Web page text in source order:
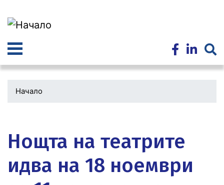
Начало
Нощта на театрите
идва на 18 ноември